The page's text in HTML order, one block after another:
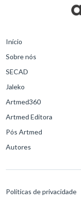
Início
Sobre nós
SECAD
Jaleko
Artmed360
Artmed Editora
Pós Artmed
Autores
Políticas de privacidade